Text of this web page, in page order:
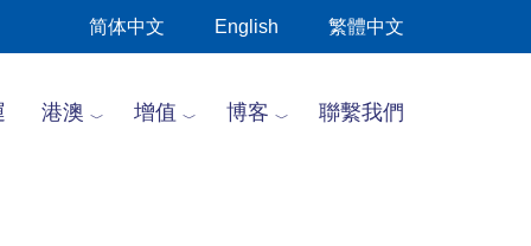
简体中文 English 繁體中文
港澳 增值 博客 聯繫我們